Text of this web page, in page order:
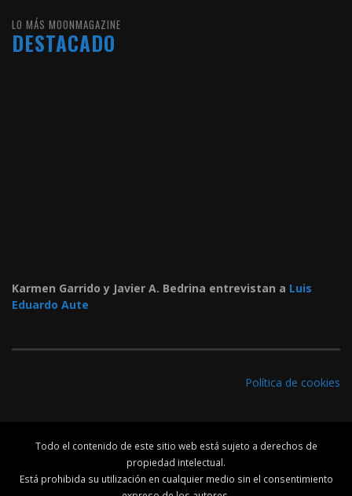
LO MÁS MOONMAGAZINE
DESTACADO
Karmen Garrido y Javier A. Bedrina entrevistan a Luis
Eduardo Aute
Política de cookies
Todo el contenido de este sitio web está sujeto a derechos de
propiedad intelectual.
Está prohibida su utilización en cualquier medio sin el consentimiento